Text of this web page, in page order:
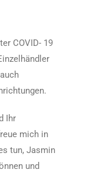
COVID- 19
Ihr
mich in
tun, Jasmin
und